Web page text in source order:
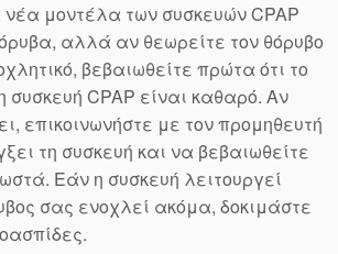
μοντέλα των συσκευών CPAP
αλλά αν θεωρείτε τον θόρυβο
βεβαιωθείτε πρώτα ότι το
CPAP είναι καθαρό. Αν
επικοινωνήστε με τον προμηθευτή
τη συσκευή και να βεβαιωθείτε
Εάν η συσκευή λειτουργεί
σας ενοχλεί ακόμα, δοκιμάστε